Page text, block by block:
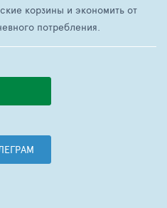
корзины и экономить от
потребления.